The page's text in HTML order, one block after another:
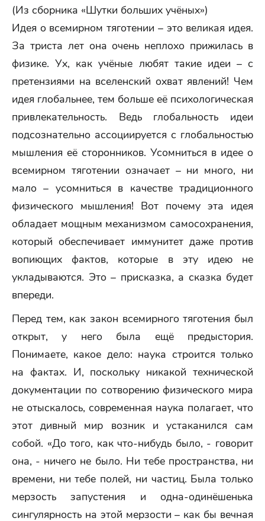
(Из сборника «Шутки больших учёных»)
Идея о всемирном тяготении – это великая идея.
За триста лет она очень неплохо прижилась в
физике. Ух, как учёные любят такие идеи – с
претензиями на вселенский охват явлений! Чем
идея глобальнее, тем больше её психологическая
привлекательность. Ведь глобальность идеи
подсознательно ассоциируется с глобальностью
мышления её сторонников. Усомниться в идее о
всемирном тяготении означает – ни много, ни
мало – усомниться в качестве традиционного
физического мышления! Вот почему эта идея
обладает мощным механизмом самосохранения,
который обеспечивает иммунитет даже против
вопиющих фактов, которые в эту идею не
укладываются. Это – присказка, а сказка будет
впереди.
Перед тем, как закон всемирного тяготения был
открыт, у него была ещё предыстория.
Понимаете, какое дело: наука строится только
на фактах. И, поскольку никакой технической
документации по сотворению физического мира
не отыскалось, современная наука полагает, что
этот дивный мир возник и устаканился сам
собой. «До того, как что-нибудь было, - говорит
она, - ничего не было. Ни тебе пространства, ни
времени, ни тебе полей, ни частиц. Была только
мерзость запустения и одна-одинёшенька
сингулярность на этой мерзости – как бы вечная